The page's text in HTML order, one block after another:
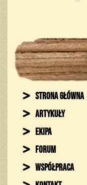
Strona główna
Artykuły
Ekipa
Forum
Współpraca